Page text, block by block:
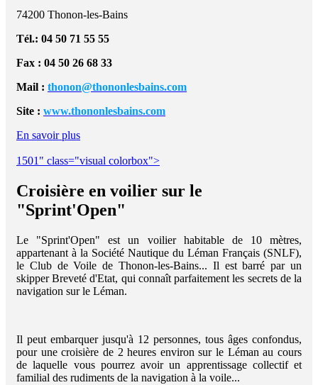
74200 Thonon-les-Bains
Tél.: 04 50 71 55 55
Fax : 04 50 26 68 33
Mail : thonon@thononlesbains.com
Site : www.thononlesbains.com
En savoir plus
1501" class="visual colorbox">
Croisière en voilier sur le
"Sprint'Open"
Le "Sprint'Open" est un voilier habitable de 10 mètres,
appartenant à la Société Nautique du Léman Français (SNLF),
le Club de Voile de Thonon-les-Bains... Il est barré par un
skipper Breveté d'Etat, qui connaît parfaitement les secrets de la
navigation sur le Léman.
Il peut embarquer jusqu'à 12 personnes, tous âges confondus,
pour une croisière de 2 heures environ sur le Léman au cours
de laquelle vous pourrez avoir un apprentissage collectif et
familial des rudiments de la navigation à la voile...